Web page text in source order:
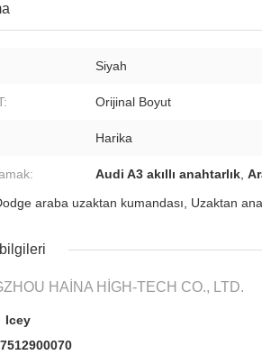
Siyah
Orijinal Boyut
Harika
Audi A3 akıllı anahtarlık,
araba uzaktan kumandası, Uzaktan
bilgileri
HAINA HIGH-TECH CO., LTD.
Icey